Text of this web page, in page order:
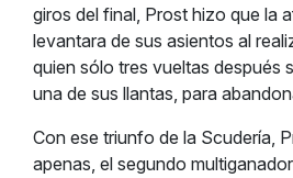
giros del final, Prost hizo que la
levantara de sus asientos al
quien sólo tres vueltas después
una de sus llantas, para
Con ese triunfo de la Scudería,
apenas, el segundo